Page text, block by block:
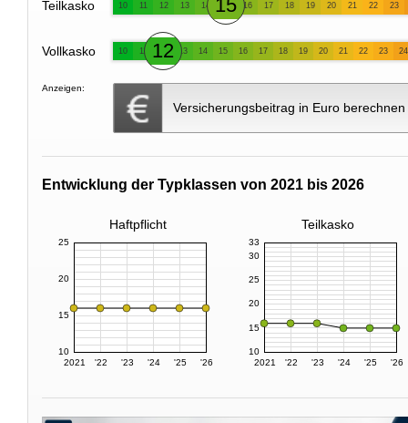
Teilkasko 10 11 12 13 14 15 16 17 18 19 20 21 22 23
Vollkasko 10 11 12 13 14 15 16 17 18 19 20 21 22 23 24
Anzeigen:
Versicherungsbeitrag in Euro berechnen
Entwicklung der Typklassen von 2021 bis 2026
Haftpflicht Teilkasko
2021 '22 '23 '24 '25 '26
10
15
20
25
2021 '22 '23 '24 '25 '26
10
15
20
25
30
33